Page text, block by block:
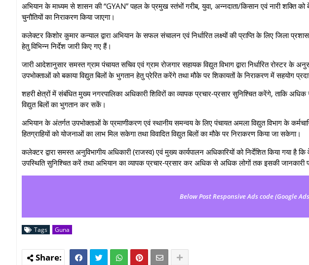
अभियान के माध्यम से शासन की “GYAN” पहल के प्रमुख स्तंभों गरीब, युवा, अन्नदाता/किसान एवं नारी शक्ति को
चुनौतियों का निराकरण किया जाएगा।
कलेक्टर किशोर कुमार कन्याल द्वारा अभियान के सफल संचालन एवं निर्धारित लक्ष्यों की प्राप्ति के लिए जिला
हेतु विभिन्न निर्देश जारी किए गए हैं।
जारी आदेशानुसार समस्त ग्राम पंचायत सचिव एवं ग्राम रोजगार सहायक विद्युत विभाग द्वारा निर्धारित रोस्टर
उपभोक्ताओं को बकाया विद्युत बिलों के भुगतान हेतु प्रेरित करेंगे तथा मौके पर शिकायतों के निराकरण में सहयोग
शहरी क्षेत्रों में संबंधित मुख्य नगरपालिका अधिकारी शिविरों का व्यापक प्रचार-प्रसार सुनिश्चित करेंगे, ताकि
विद्युत बिलों का भुगतान कर सकें।
अभियान के अंतर्गत उपभोक्ताओं के प्रमाणीकरण एवं स्थानीय समन्वय के लिए पंचायत अमला विद्युत विभाग के
हितग्राहियों को योजनाओं का लाभ मिल सकेगा तथा विवादित विद्युत बिलों का मौके पर निराकरण किया जा सकेगा।
कलेक्टर द्वारा समस्त अनुविभागीय अधिकारी (राजस्व) एवं मुख्य कार्यपालन अधिकारियों को निर्देशित किया गया है
उपस्थिति सुनिश्चित करें तथा अभियान का व्यापक प्रचार-प्रसार कर अधिक से अधिक लोगों तक इसकी जानकारी
Below Post Responsive Ads code (Google
Tags Guna